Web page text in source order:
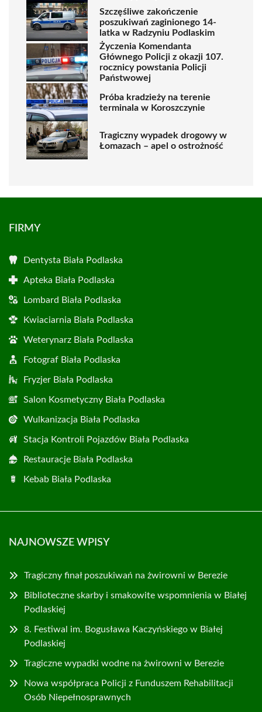
Szczęśliwe zakończenie
poszukiwań zaginionego 14-
latka w Radzyniu Podlaskim
Życzenia Komendanta
Głównego Policji z okazji 107.
rocznicy powstania Policji
Państwowej
Próba kradzieży na terenie
terminala w Koroszczynie
Tragiczny wypadek drogowy w
Łomazach – apel o ostrożność
FIRMY
Dentysta Biała Podlaska
Apteka Biała Podlaska
Lombard Biała Podlaska
Kwiaciarnia Biała Podlaska
Weterynarz Biała Podlaska
Fotograf Biała Podlaska
Fryzjer Biała Podlaska
Salon Kosmetyczny Biała Podlaska
Wulkanizacja Biała Podlaska
Stacja Kontroli Pojazdów Biała Podlaska
Restauracje Biała Podlaska
Kebab Biała Podlaska
NAJNOWSZE WPISY
Tragiczny finał poszukiwań na żwirowni w Berezie
Biblioteczne skarby i smakowite wspomnienia w Białej
Podlaskiej
8. Festiwal im. Bogusława Kaczyńskiego w Białej
Podlaskiej
Tragiczne wypadki wodne na żwirowni w Berezie
Nowa współpraca Policji z Funduszem Rehabilitacji
Osób Niepełnosprawnych